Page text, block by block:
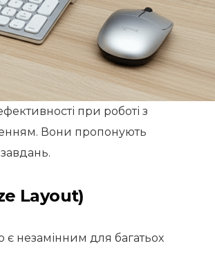
при роботі з
Вони пропонують
Layout)
є незамінним для багатьох